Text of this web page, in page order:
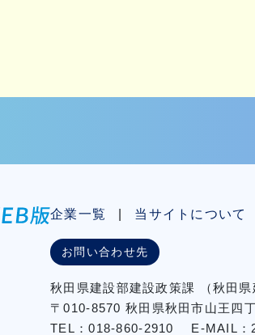
企業一覧 当サイトについて
お問い合わせ先
秋⽥県建設部建設政策課
（秋⽥
〒010-8570 秋田県秋田市⼭王四
TEL：018-860-2910 E-MAIL